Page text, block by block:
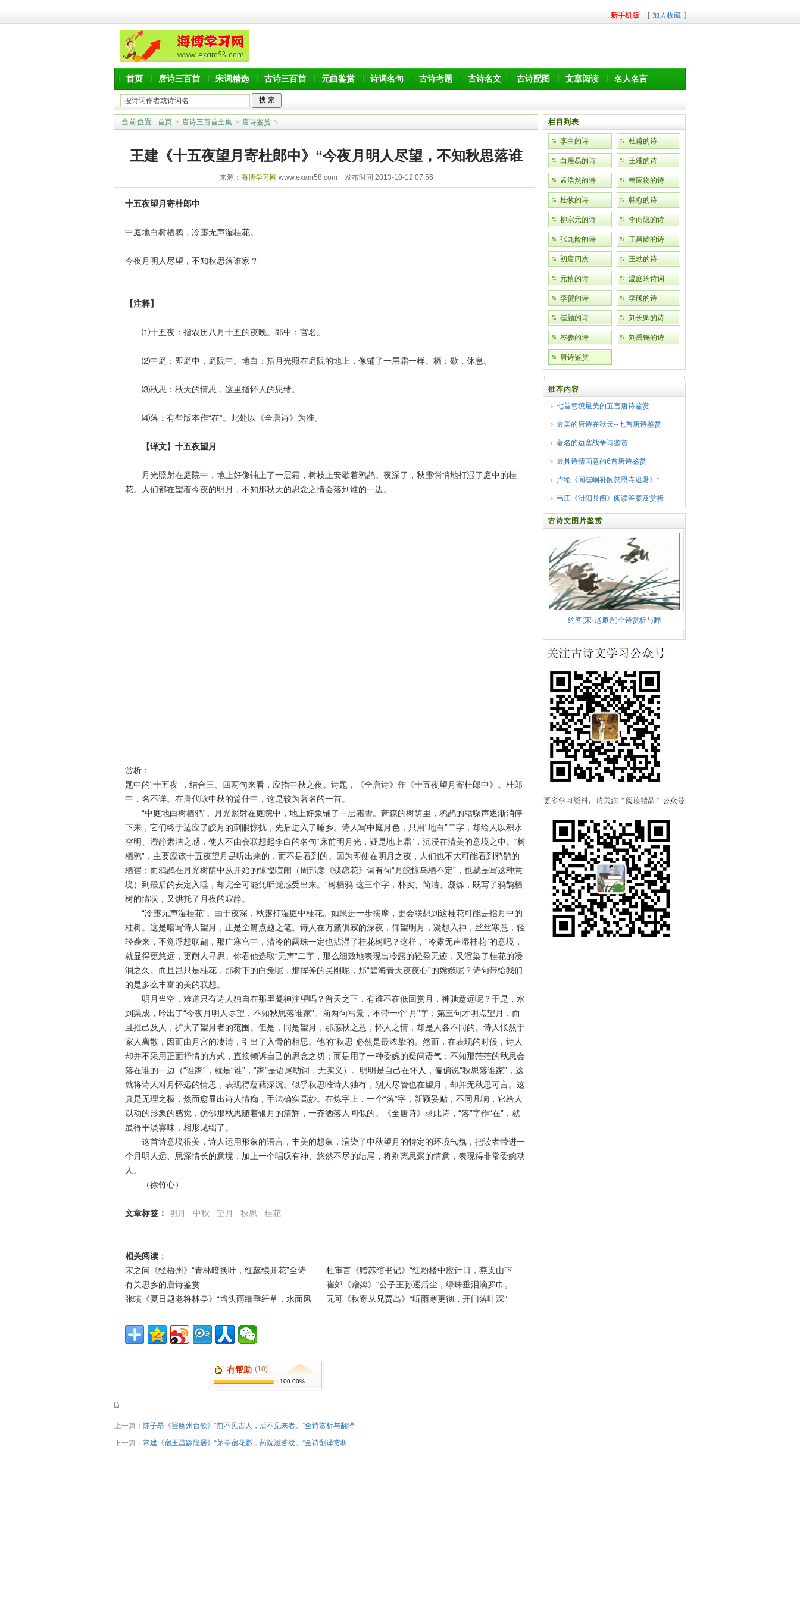
新手机版 | [ 加入收藏 ]
首页 唐诗三百首 宋词精选 古诗三百首 元曲鉴赏 诗词名句 古诗考题 古诗名文 古诗配图 文章阅读 名人名言
当前位置: 首页 > 唐诗三百首全集 > 唐诗鉴赏 >
王建《十五夜望月寄杜郎中》“今夜月明人尽望，不知秋思落谁
家？” 全诗翻译赏析
来源： 海博学习网 www.exam58.com 发布时间:2013-10-12 07:56
十五夜望月寄杜郎中
中庭地白树栖鸦，冷露无声湿桂花。
今夜月明人尽望，不知秋思落谁家？
【注释】
⑴十五夜：指农历八月十五的夜晚。郎中：官名。
⑵中庭：即庭中，庭院中。地白：指月光照在庭院的地上，像铺了一层霜一样。栖：歇，休息。
⑶秋思：秋天的情思，这里指怀人的思绪。
⑷落：有些版本作“在”。此处以《全唐诗》为准。
【译文】十五夜望月
月光照射在庭院中，地上好像铺上了一层霜，树枝上安歇着鸦鹊。夜深了，秋露悄悄地打湿了庭中的桂
花。人们都在望着今夜的明月，不知那秋天的思念之情会落到谁的一边。
赏析：
题中的“十五夜”，结合三、四两句来看，应指中秋之夜。诗题，《全唐诗》作《十五夜望月寄杜郎中》。杜郎
中，名不详。在唐代咏中秋的篇什中，这是较为著名的一首。
“中庭地白树栖鸦”。月光照射在庭院中，地上好象铺了一层霜雪。萧森的树荫里，鸦鹊的聒噪声逐渐消停
下来，它们终于适应了皎月的刺眼惊扰，先后进入了睡乡。诗人写中庭月色，只用“地白”二字，却给人以积水
空明、澄静素洁之感，使人不由会联想起李白的名句“床前明月光，疑是地上霜”，沉浸在清美的意境之中。“树
栖鸦”，主要应该十五夜望月是听出来的，而不是看到的。因为即使在明月之夜，人们也不大可能看到鸦鹊的
栖宿；而鸦鹊在月光树荫中从开始的惊惶喧闹（周邦彦《蝶恋花》词有句“月皎惊乌栖不定”，也就是写这种意
境）到最后的安定入睡，却完全可能凭听觉感受出来。“树栖鸦”这三个字，朴实、简洁、凝炼，既写了鸦鹊栖
树的情状，又烘托了月夜的寂静。
“冷露无声湿桂花”。由于夜深，秋露打湿庭中桂花。如果进一步揣摩，更会联想到这桂花可能是指月中的
桂树。这是暗写诗人望月，正是全篇点题之笔。诗人在万籁俱寂的深夜，仰望明月，凝想入神，丝丝寒意，轻
轻袭来，不觉浮想联翩，那广寒宫中，清冷的露珠一定也沾湿了桂花树吧？这样，“冷露无声湿桂花”的意境，
就显得更悠远，更耐人寻思。你看他选取“无声”二字，那么细致地表现出冷露的轻盈无迹，又渲染了桂花的浸
润之久。而且岂只是桂花，那树下的白兔呢，那挥斧的吴刚呢，那“碧海青天夜夜心”的嫦娥呢？诗句带给我们
的是多么丰富的美的联想。
明月当空，难道只有诗人独自在那里凝神注望吗？普天之下，有谁不在低回赏月，神驰意远呢？于是，水
到渠成，吟出了“今夜月明人尽望，不知秋思落谁家”。前两句写景，不带一个“月”字；第三句才明点望月，而
且推己及人，扩大了望月者的范围。但是，同是望月，那感秋之意，怀人之情，却是人各不同的。诗人怅然于
家人离散，因而由月宫的凄清，引出了入骨的相思。他的“秋思”必然是最浓挚的。然而，在表现的时候，诗人
却并不采用正面抒情的方式，直接倾诉自己的思念之切；而是用了一种委婉的疑问语气：不知那茫茫的秋思会
落在谁的一边（“谁家”，就是“谁”，“家”是语尾助词，无实义）。明明是自己在怀人，偏偏说“秋思落谁家”，这
就将诗人对月怀远的情思，表现得蕴藉深沉。似乎秋思唯诗人独有，别人尽管也在望月，却并无秋思可言。这
真是无理之极，然而愈显出诗人情痴，手法确实高妙。在炼字上，一个“落”字，新颖妥贴，不同凡响，它给人
以动的形象的感觉，仿佛那秋思随着银月的清辉，一齐洒落人间似的。《全唐诗》录此诗，“落”字作“在”，就
显得平淡寡味，相形见绌了。
这首诗意境很美，诗人运用形象的语言，丰美的想象，渲染了中秋望月的特定的环境气氛，把读者带进一
个月明人远、思深情长的意境，加上一个唱叹有神、悠然不尽的结尾，将别离思聚的情意，表现得非常委婉动
人。
（徐竹心）
文章标签： 明月 中秋 望月 秋思 桂花
相关阅读 ：
宋之问《经梧州》“青林暗换叶，红蕊续开花”全诗
杜审言《赠苏绾书记》“红粉楼中应计日，燕支山下
有关思乡的唐诗鉴赏
崔郊《赠婢》“公子王孙逐后尘，绿珠垂泪滴罗巾。
张蠙《夏日题老将林亭》“墙头雨细垂纤草，水面风
无可《秋寄从兄贾岛》“听雨寒更彻，开门落叶深”
有帮助 (10)
100.00%
上一篇： 陈子昂《登幽州台歌》“前不见古人，后不见来者。”全诗赏析与翻译
下一篇： 常建《宿王昌龄隐居》“茅亭宿花影，药院滋苔纹。”全诗翻译赏析
栏目列表
李白的诗 杜甫的诗
白居易的诗 王维的诗
孟浩然的诗 韦应物的诗
杜牧的诗 韩愈的诗
柳宗元的诗 李商隐的诗
张九龄的诗 王昌龄的诗
初唐四杰 王勃的诗
元稹的诗 温庭筠诗词
李贺的诗 李颀的诗
崔颢的诗 刘长卿的诗
岑参的诗 刘禹锡的诗
唐诗鉴赏
推荐内容
七首意境最美的五言唐诗鉴赏
最美的唐诗在秋天--七首唐诗鉴赏
著名的边塞战争诗鉴赏
最具诗情画意的6首唐诗鉴赏
卢纶《同崔峒补阙慈恩寺避暑》“
韦庄《汧阳县阁》阅读答案及赏析
古诗文图片鉴赏
约客(宋·赵师秀)全诗赏析与翻